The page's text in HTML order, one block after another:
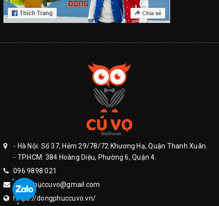
- Hà Nội: Số 37, Hẻm 29/78/72 Khương Hạ, Quận Thanh Xuân.
- TP.HCM: 384 Hoàng Diệu, Phường 6, Quận 4.
096 9898 021
dongphuccuvo@gmail.com
https://dongphuccuvo.vn/